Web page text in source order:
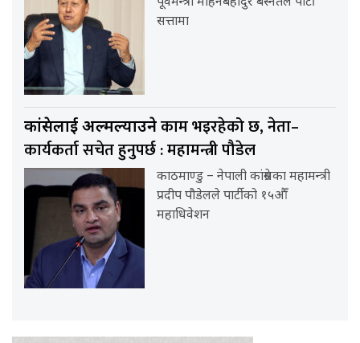
सत्तामा
कांग्रेसलाई अल्मल्याउनेकाम भइरहेको छ, नेता–
कार्यकर्ता सचेत हुनुपर्छ : महामन्त्री पौडेल
काठमाण्डु – नेपाली कांग्रेसका महामन्त्री
प्रदीप पौडेलले पार्टीको १५औँ
महाधिवेशन